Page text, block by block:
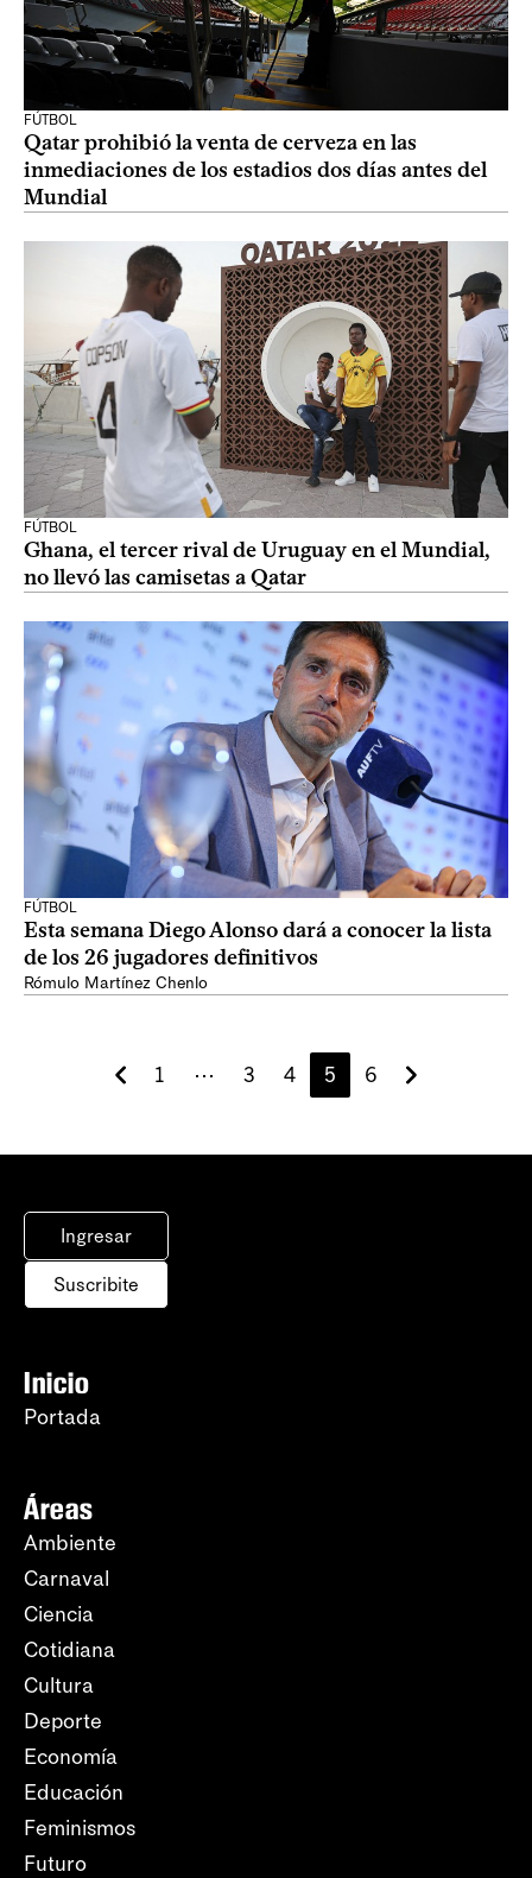
FÚTBOL
Qatar prohibió la venta de cerveza en las
inmediaciones de los estadios dos días antes del
Mundial
FÚTBOL
Ghana, el tercer rival de Uruguay en el Mundial,
no llevó las camisetas a Qatar
FÚTBOL
Esta semana Diego Alonso dará a conocer la lista
de los 26 jugadores definitivos
Rómulo Martínez Chenlo
1 ⋯ 3 4 5 6
Ingresar
Suscribite
Inicio
Portada
Áreas
Ambiente
Carnaval
Ciencia
Cotidiana
Cultura
Deporte
Economía
Educación
Feminismos
Futuro